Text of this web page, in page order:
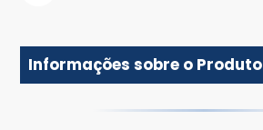
Informações sobre o Produto